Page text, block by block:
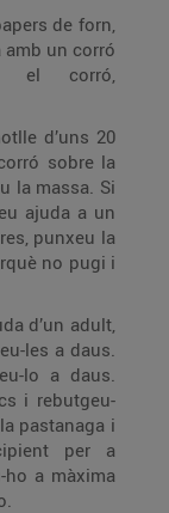
de forn,
amb un corró
el corró,
d’uns 20
sobre la
la massa. Si
ajuda a un
punxeu la
no pugi i
d’un adult,
les a daus.
lo a daus.
i rebutgeu-
pastanaga i
per a
a màxima